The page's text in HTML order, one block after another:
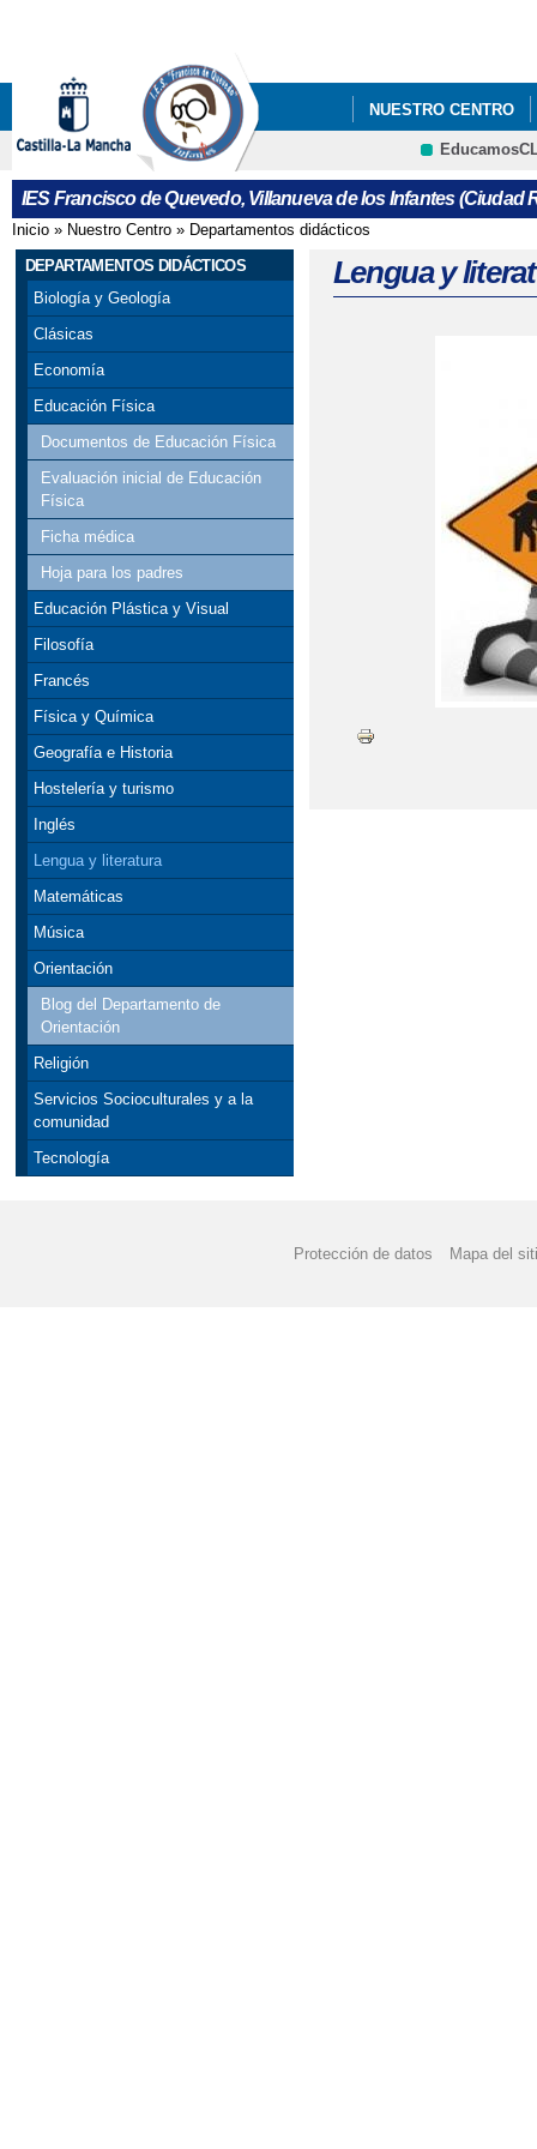
NUESTRO CENTRO
ERASMUS+
REUNIONES CON
Cultura
IES Francisco de Quevedo, Villanueva de los Infantes (Ciudad
Se encuentra usted aquí
Inicio » Nuestro Centro » Departamentos didácticos
DEPARTAMENTOS DIDÁCTICOS
Biología y Geología
Clásicas
Economía
Educación Física
Documentos de Educación Física
Evaluación inicial de Educación
Física
Ficha médica
Hoja para los padres
Educación Plástica y Visual
Filosofía
Francés
Física y Química
Geografía e Historia
Hostelería y turismo
Inglés
Lengua y literatura
Matemáticas
Música
Orientación
Blog del Departamento de
Orientación
Religión
Servicios Socioculturales y a la
comunidad
Tecnología
Lengua y
Protección de datos Mapa del